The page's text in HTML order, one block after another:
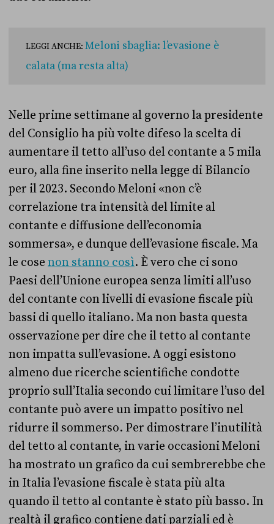
LEGGI ANCHE: Meloni sbaglia: l’evasione è
calata (ma resta alta)
Nelle prime settimane al governo la presidente
del Consiglio ha più volte difeso la scelta di
aumentare il tetto all’uso del contante a 5 mila
euro, alla fine inserito nella legge di Bilancio
per il 2023. Secondo Meloni «non c’è
correlazione tra intensità del limite al
contante e diffusione dell’economia
sommersa», e dunque dell’evasione fiscale. Ma
le cose non stanno così. È vero che ci sono
Paesi dell’Unione europea senza limiti all’uso
del contante con livelli di evasione fiscale più
bassi di quello italiano. Ma non basta questa
osservazione per dire che il tetto al contante
non impatta sull’evasione. A oggi esistono
almeno due ricerche scientifiche condotte
proprio sull’Italia secondo cui limitare l’uso del
contante può avere un impatto positivo nel
ridurre il sommerso. Per dimostrare l’inutilità
del tetto al contante, in varie occasioni Meloni
ha mostrato un grafico da cui sembrerebbe che
in Italia l’evasione fiscale è stata più alta
quando il tetto al contante è stato più basso. In
realtà il grafico contiene dati parziali ed è